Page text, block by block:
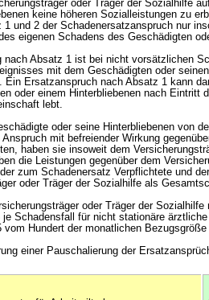
oder Träger der Sozialhilfe
keine höheren Sozialleistungen zu
und 2 der Schadenersatzanspruch nur
eigenen Schadens des Geschädigten
nach Absatz 1 ist bei nicht vorsätzlichen
mit dem Geschädigten oder
Ein Ersatzanspruch nach Absatz 1 kann
oder einem Hinterbliebenen nach
lebt.
oder seine Hinterbliebenen von
Anspruch mit befreiender Wirkung
haben sie insoweit dem
die Leistungen gegenüber dem
zum Schadenersatz Verpflichtete und
oder Träger der Sozialhilfe als
oder Träger der
Schadensfall für nicht stationäre
vom Hundert der monatlichen
einer Pauschalierung der